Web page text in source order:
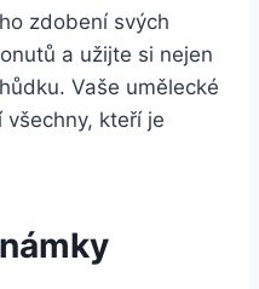
zdobení svých
a užijte si nejen
Vaše umělecké
kteří je